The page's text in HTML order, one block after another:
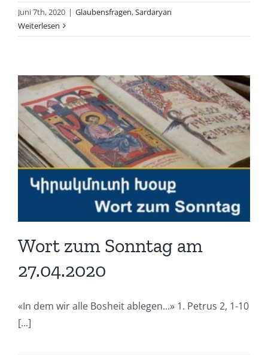
Juni 7th, 2020 | Glaubensfragen,Sardaryan
Weiterlesen
Wort zum Sonntag am
27.04.2020
«In dem wir alle Bosheit ablegen...» 1. Petrus 2, 1-10
[...]